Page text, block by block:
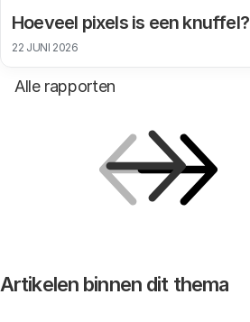
Alle rapporten
Hoeveel pixels is een knuffel?
22 JUNI 2026
Artikelen binnen dit thema